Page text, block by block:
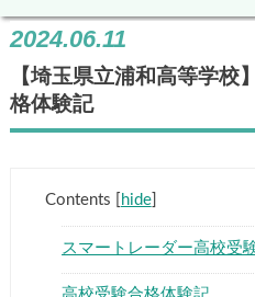
2024.06.11
【埼玉県立浦和高等学校
格体験記
Contents hide]
スマートレーダー高校受